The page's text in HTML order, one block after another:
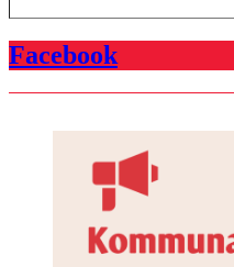
…
Facebook